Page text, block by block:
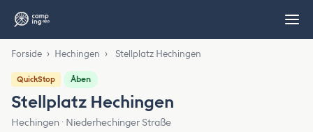
Forside › Hechingen › Stellplatz Hechingen
QuickStop Åben
Stellplatz Hechingen
Hechingen · Niederhechinger Straße